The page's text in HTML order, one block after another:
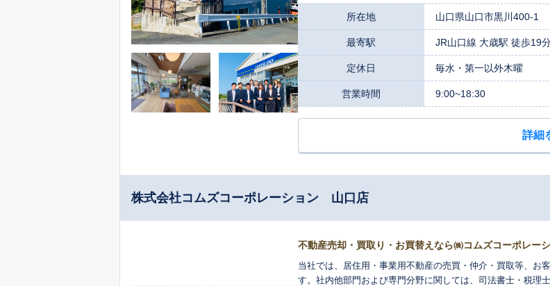
所在地 山口県山口市黒川400-1
最寄駅 JR山口線 大歳駅 徒歩19
定休日 毎水・第一以外木曜
営業時間 9:00~18:30
詳細
株式会社コムズコーポレーション 山口店
不動産売却・買取り・お買替えなら㈱コムズコーポレー
当社では、居住用・事業用不動産の売買・仲介・買取等、お
す。社内他部門および専門分野に関しては、司法書士・税理